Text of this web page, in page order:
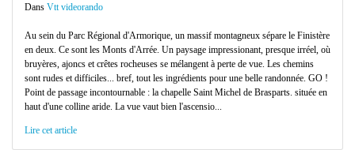
Dans Vtt videorando
Au sein du Parc Régional d'Armorique, un massif montagneux sépare le Finistère
en deux. Ce sont les Monts d'Arrée. Un paysage impressionant, presque irréel, où
bruyères, ajoncs et crêtes rocheuses se mélangent à perte de vue. Les chemins
sont rudes et difficiles... bref, tout les ingrédients pour une belle randonnée. GO !
Point de passage incontournable : la chapelle Saint Michel de Brasparts. située en
haut d'une colline aride. La vue vaut bien l'ascensio...
Lire cet article